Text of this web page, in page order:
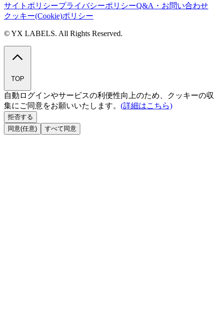
サイトポリシープライバシーポリシーQ&A・お問い合わせ
クッキー(Cookie)ポリシー
© YX LABELS. All Rights Reserved.
TOP
自動ログインやサービスの利便性向上のため、クッキーの収
集にご同意をお願いいたします。 (詳細はこちら)
拒否する
同意(任意)
すべて同意